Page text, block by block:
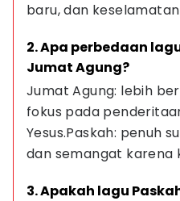
baru, dan
2. Apa perbedaan
Jumat Agung?
Jumat Agung: lebih
fokus pada
Yesus.Paskah: penuh
dan semangat karena
3. Apakah lagu